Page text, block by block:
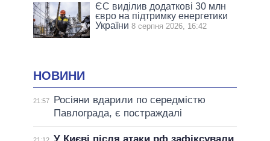
ЄС виділив додаткові 30 млн
євро на підтримку енергетики
України 8 серпня 2026, 16:42
НОВИНИ
21:57
Росіяни вдарили по середмістю
Павлограда, є постраждалі